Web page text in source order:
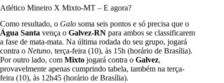
Atlético Mineiro X Mixto-MT – E agora?
Como resultado, o Galo soma seis pontos e só precisa que o
Água Santa vença o Galvez-RN para ambos se classificarem
a fase de mata-mata. Na última rodada do seu grupo, jogará
contra o Netuno, terça-feira (10), às 15h (horário de Brasília).
Por outro lado, com Mixto jogará contra o Galvez,
provavelmente apenas cumprindo tabela, também na terça-
feira (10), às 12h45 (horário de Brasília).